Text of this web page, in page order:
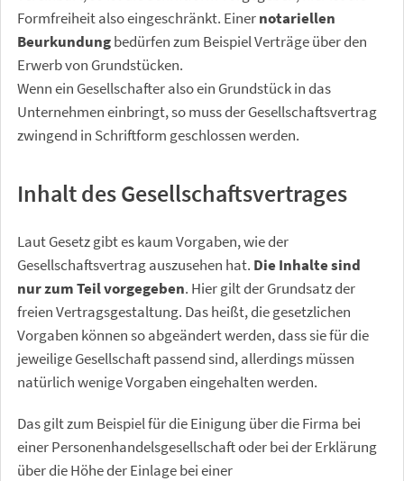
Formfreiheit also eingeschränkt. Einernotariellen
Beurkundungbedürfen zum Beispiel Verträge über den
Erwerb von Grundstücken.
Wenn ein Gesellschafter also ein Grundstück in das
Unternehmen einbringt, so muss der Gesellschaftsvertrag
zwingend in Schriftform geschlossen werden.
Inhalt des Gesellschaftsvertrages
Laut Gesetz gibt es kaum Vorgaben, wie der
Gesellschaftsvertrag auszusehen hat. Die Inhalte sind
nur zum Teil vorgegeben. Hier gilt der Grundsatz der
freien Vertragsgestaltung. Das heißt, die gesetzlichen
Vorgaben können so abgeändert werden, dass sie für die
jeweilige Gesellschaft passend sind, allerdings müssen
natürlich wenige Vorgaben eingehalten werden.
Das gilt zum Beispiel für die Einigung über die Firma bei
einer Personenhandelsgesellschaft oder bei der Erklärung
über die Höhe der Einlage bei einer